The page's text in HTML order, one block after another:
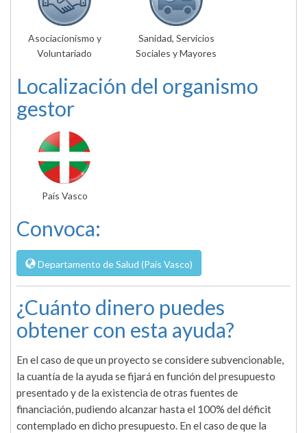
Asociacionismo y
Voluntariado
Sanidad, Servicios
Sociales y Mayores
Localización del organismo
gestor
País Vasco
Convoca:
Departamento de Salud (País Vasco)
¿Cuánto dinero puedes
obtener con esta ayuda?
En el caso de que un proyecto se considere subvencionable,
la cuantía de la ayuda se fijará en función del presupuesto
presentado y de la existencia de otras fuentes de
financiación, pudiendo alcanzar hasta el 100% del déficit
contemplado en dicho presupuesto. En el caso de que la